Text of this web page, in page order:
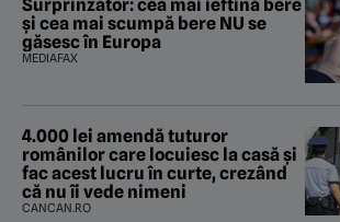
Surprinzător: cea mai ieftină bere
și cea mai scumpă bere NU se
găsesc în Europa
MEDIAFAX
4.000 lei amendă tuturor
românilor care locuiesc la casă și
fac acest lucru în curte, crezând
că nu îi vede nimeni
CANCAN.RO